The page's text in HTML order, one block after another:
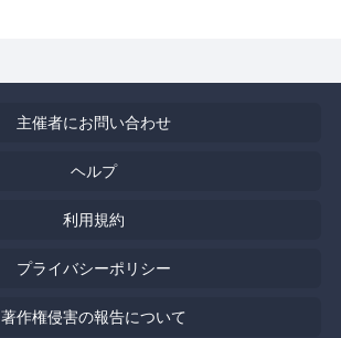
主催者にお問い合わせ
ヘルプ
利用規約
プライバシーポリシー
著作権侵害の報告について